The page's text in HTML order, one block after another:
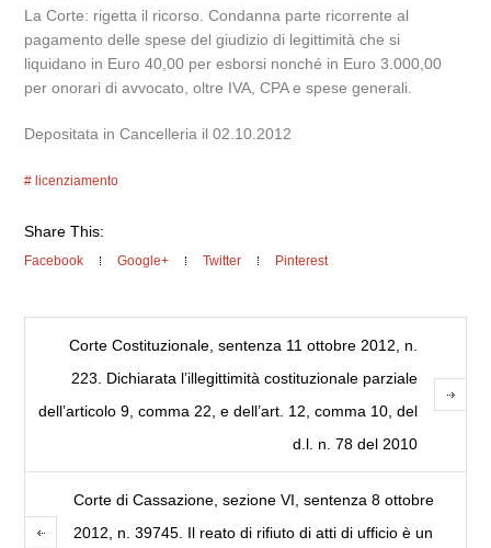
La Corte: rigetta il ricorso. Condanna parte ricorrente al
pagamento delle spese del giudizio di legittimità che si
liquidano in Euro 40,00 per esborsi nonché in Euro 3.000,00
per onorari di avvocato, oltre IVA, CPA e spese generali.
Depositata in Cancelleria il 02.10.2012
licenziamento
Share This:
Facebook Google+ Twitter Pinterest
Corte Costituzionale, sentenza 11 ottobre 2012, n.
223. Dichiarata l’illegittimità costituzionale parziale
dell’articolo 9, comma 22, e dell’art. 12, comma 10, del
d.l. n. 78 del 2010
Corte di Cassazione, sezione VI, sentenza 8 ottobre
2012, n. 39745. Il reato di rifiuto di atti di ufficio è un